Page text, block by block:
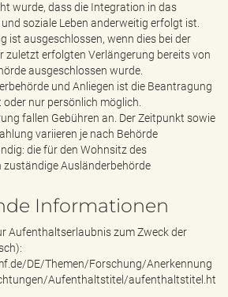
wurde, dass die Integration in das
soziale Leben anderweitig erfolgt ist.
ist ausgeschlossen, wenn dies bei der
zuletzt erfolgten Verlängerung bereits von
ausgeschlossen wurde.
und Anliegen ist die Beantragung
nur persönlich möglich.
fallen Gebühren an. Der Zeitpunkt sowie
variieren je nach Behörde
die für den Wohnsitz des
zuständige Ausländerbehörde
Informationen
Aufenthaltserlaubnis zum Zweck der
DE/Themen/Forschung/Anerkennung
Aufenthaltstitel/aufenthaltstitel.ht